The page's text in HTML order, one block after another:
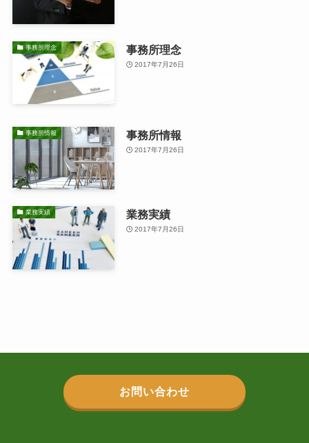
事務所理念 事務所理念
2017年7月26日
事務所情報 事務所情報
2017年7月26日
業務実績 業務実績
2017年7月26日
お問い合わせ